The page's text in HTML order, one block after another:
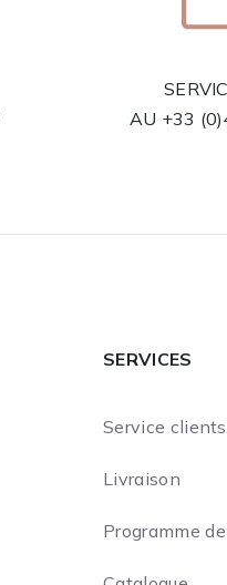
AU +33
SERVICES
Service clients
Livraison
Programme